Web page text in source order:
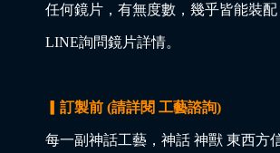
任何鏡片，有無度數，幾乎皆能裝
LINE詢問鏡片詳情。
▎訂製前 (請詳閱 工藝諮詢)
每一副神話工藝，神話 神獸 東西方